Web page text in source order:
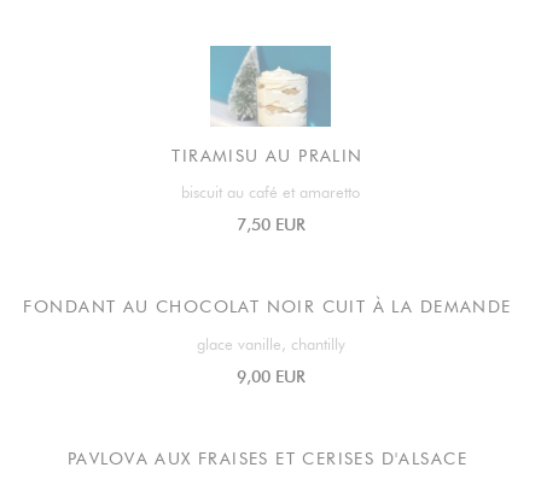
TIRAMISU AU PRALIN
biscuit au café et amaretto
7,50 EUR
FONDANT AU CHOCOLAT NOIR CUIT À LA DEMANDE
glace vanille, chantilly
9,00 EUR
PAVLOVA AUX FRAISES ET CERISES D'ALSACE